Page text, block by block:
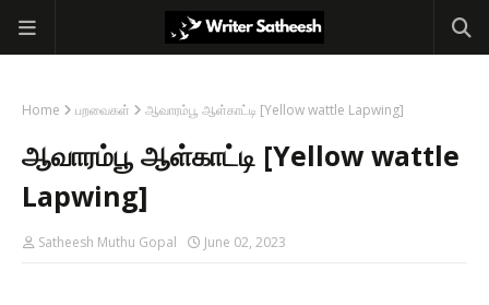
Home பறவைகள் ஆவாரம்பூ ஆள்காட்டி [Yellow wattle Lapwing]
ஆவாரம்பூ ஆள்காட்டி [Yellow wattle
Lapwing]
Satheesh Muthu Gopal June 02, 2023